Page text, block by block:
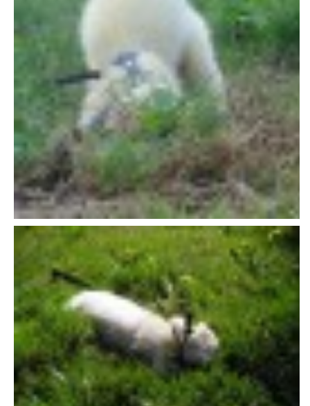
VÝCHOVA FRETKY
NEMOCI FRETEK
JAK FRETKA BYDLÍ
CESTOVÁNÍ S FRETKOU
JEDNA ČÍ VÍCE FRETEK?
KASTRACE
STRAVA
PODPORA
E - S H O P
HISTORIE 2022